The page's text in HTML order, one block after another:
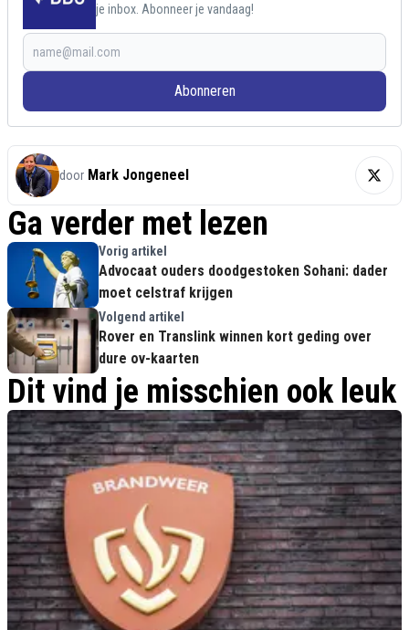
je inbox. Abonneer je vandaag!
Abonneren
door Mark Jongeneel
Ga verder met lezen
Vorig artikel
Advocaat ouders doodgestoken Sohani: dader
moet celstraf krijgen
Volgend artikel
Rover en Translink winnen kort geding over
dure ov-kaarten
Dit vind je misschien ook leuk